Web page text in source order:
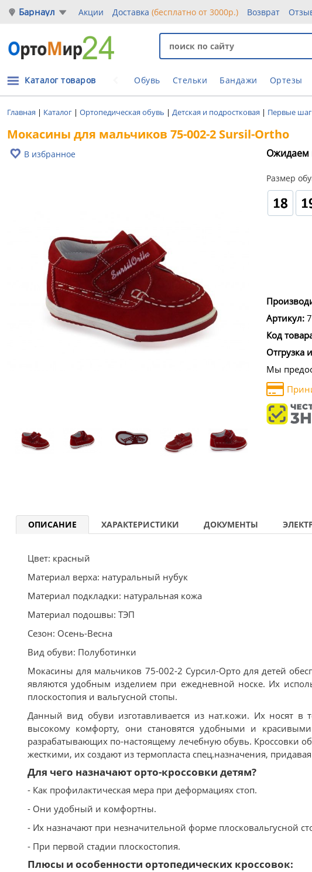
Барнаул Акции Доставка(бесплатно от 3000р.) Возврат
Обувь Стельки Бандажи Ортезы
Каталог товаров
Главная | Каталог | Ортопедическая обувь | Детская и подростковая | Первые
Мокасины для мальчиков 75-002-2 Sursil-Ortho
В избранное Ожидаем
Размер
Артикул:
Код
Отгрузка
Мы
ОПИСАНИЕ ХАРАКТЕРИСТИКИ ДОКУМЕНТЫ
Цвет: красный
Материал верха: натуральный нубук
Материал подкладки: натуральная кожа
Материал подошвы: ТЭП
Сезон: Осень-Весна
Вид обуви: Полуботинки
Мокасины для мальчиков 75-002-2 Сурсил-Орто для детей
являются удобным изделием при ежедневной носке. Их
плоскостопия и вальгусной стопы.
Данный вид обуви изготавливается из нат.кожи. Их носят в
высокому комфорту, они становятся удобными и
разрабатывающих по-настоящему лечебную обувь. Кроссовки
жесткими, их создают из термопласта спец.назначения,
Для чего назначают орто-кроссовки детям?
- Как профилактическая мера при деформациях стоп.
- Они удобный и комфортны.
- Их назначают при незначительной форме плосковальгусной
- При первой стадии плоскостопия.
Плюсы и особенности ортопедических кроссовок: